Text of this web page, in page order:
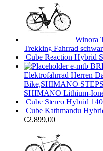
Winora
Trekking Fahrrad
Cube Reaction Hybrid
e-mtb
Elektrofahrrad Herren
Bike,SHIMANO
SHIMANO Lithium-
Cube Stereo Hybrid
Cube Kathmandu
€2.899,00